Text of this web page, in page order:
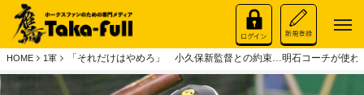
HOME 1軍 「それだけはやめろ」 小久保新監督との約束…明石コーチが使わ